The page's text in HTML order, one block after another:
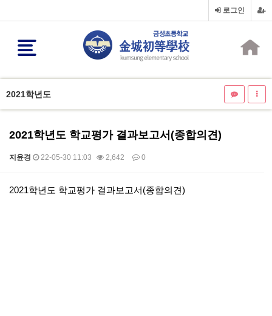
로그인
2021학년도
2021학년도 학교평가 결과보고서(종합의견)
지윤경 22-05-30 11:03 2,642 0
본문
2021학년도 학교평가 결과보고서(종합의견)